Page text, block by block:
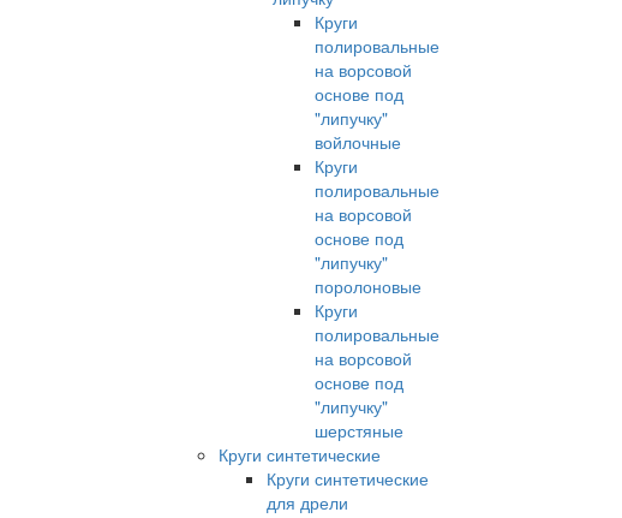
Круги
полировальные
на ворсовой
основе под
"липучку"
войлочные
Круги
полировальные
на ворсовой
основе под
"липучку"
поролоновые
Круги
полировальные
на ворсовой
основе под
"липучку"
шерстяные
Круги синтетические
Круги синтетические
для дрели